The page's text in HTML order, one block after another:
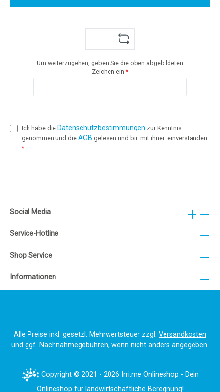
Um weiterzugehen, geben Sie die oben abgebildeten
Zeichen ein *
Ich habe die Datenschutzbestimmungen zur Kenntnis
genommen und die AGB gelesen und bin mit ihnen einverstanden.
*
Service-Hotline
Shop Service
Informationen
Social Media
Alle Preise inkl. gesetzl. Mehrwertsteuer zzgl. Versandkosten
und ggf. Nachnahmegebühren, wenn nicht anders angegeben.
Copyright © 2021 - 2026 Irri.me Onlineshop - Dein
Onlineshop für landwirtschaftliche Beregnung!